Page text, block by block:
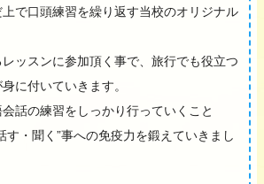
で口頭練習を繰り返す当校のオリジナル
ッスンに参加頂く事で、旅行でも役立つ
に付いていきます。
話の練習をしっかり行っていくこと
す・聞く”事への免疫力を鍛えていきまし